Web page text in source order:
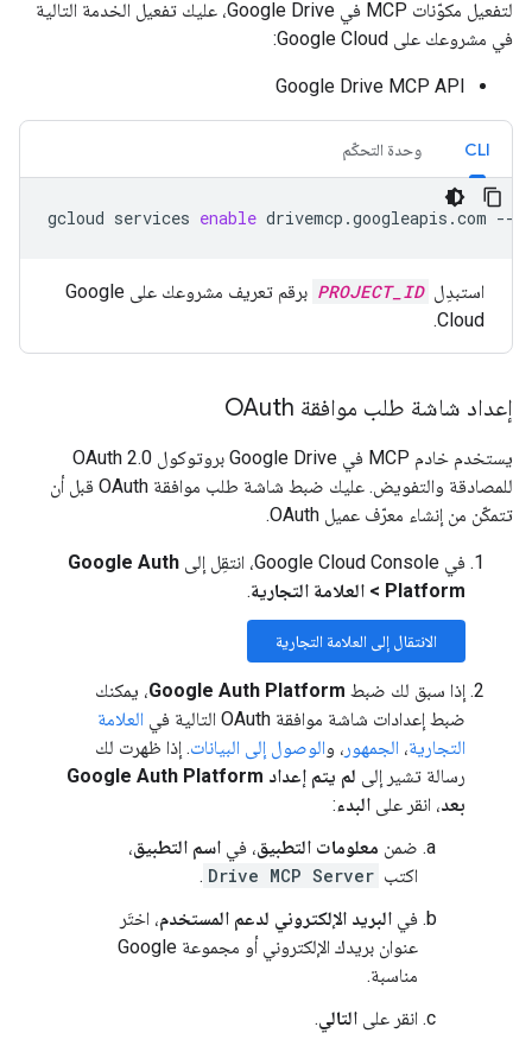
لتفعيل مكوّنات MCP في Google Drive، عليك تفعيل الخدمة التالية
في مشروعك على Google Cloud:
Google Drive MCP API
CLI وحدة التحكّم
gcloud services enable drivemcp.googleapis.com --
استبدِل PROJECT_ID
برقم تعريف مشروعك على Google
Cloud.
إعداد شاشة طلب موافقة OAuth
يستخدم خادم MCP في Google Drive بروتوكول OAuth 2.0
للمصادقة والتفويض. عليك ضبط شاشة طلب موافقة OAuth قبل أن
تتمكّن من إنشاء معرّف عميل OAuth.
في Google Cloud Console، انتقِل إلى
Google Auth
Platform
> العلامة التجارية.
الانتقال إلى العلامة التجارية
إذا سبق لك ضبط Google Auth Platform، يمكنك
ضبط إعدادات شاشة موافقة OAuth التالية في
العلامة
التجارية، الجمهور ، والوصول إلى البيانات. إذا ظهرت لك
رسالة تشير إلى
لم يتم إعداد Google Auth Platform
بعد، انقر على البدء:
ضمن معلومات التطبيق، في اسم التطبيق،
اكتب Drive MCP Server
.
في البريد الإلكتروني لدعم المستخدم، اختَر
عنوان بريدك الإلكتروني أو مجموعة Google
مناسبة.
انقر على التالي.